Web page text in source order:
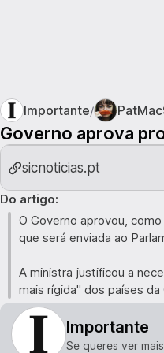
Importante/
Governo aprova
sicnoticias.pt
Do artigo:
O Governo aprovou,
que será enviada ao
A ministra justificou a
mais rígida" dos países da
Importante
Se queres ver